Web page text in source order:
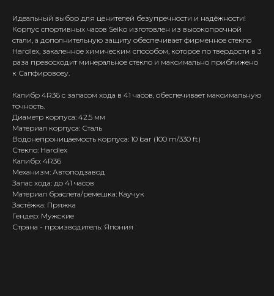
Идеальный выбор для ценителей безупречности и надёжности!
Корпус спортивных часов Seiko изготовлен из высокопрочной
стали, а дополнительную защиту обеспечивает фирменное стекло
Hardlex, закаленное химическим способом, которое по твердости в 3
раза превосходит минеральное стекло и максимально приближено
к Сапфировоеу.
Калибр 4R36 с запасом хода в 41 часов, обеспечивает максимальную
точность.
Диаметр корпуса: 42.5 мм
Материал корпуса: Сталь
Водонепроницаемость корпуса: 10 bar (100 m/330 ft)
Стекло: Hardlex
Калибр: 4R36
Механизм: Автоподзавод
Запас хода: до 41 часов
Материал браслета/ремешка: Каучук
Застёжка: Пряжка
Гендер: Мужские
Страна - производитель: Япония